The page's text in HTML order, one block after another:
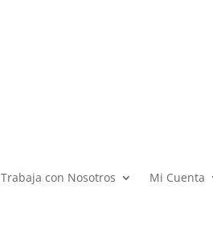
Trabaja con Nosotros Mi Cuenta